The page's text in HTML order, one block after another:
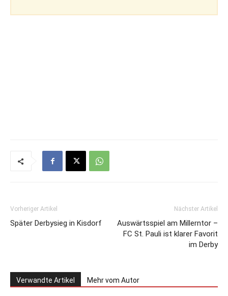
Vorheriger Artikel
Später Derbysieg in Kisdorf
Nächster Artikel
Auswärtsspiel am Millerntor –
FC St. Pauli ist klarer Favorit
im Derby
Verwandte Artikel Mehr vom Autor